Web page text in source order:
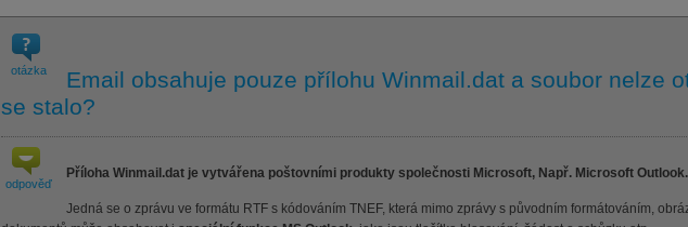
otázka
Email obsahuje pouze přílohu Winmail.dat a soubor nelze
se stalo?
odpověď
Příloha Winmail.dat je vytvářena poštovními produkty společnosti Microsoft, Např. Microsoft Outlook.
Jedná se o zprávu ve formátu RTF s kódováním TNEF, která mimo zprávy s původním formátováním,